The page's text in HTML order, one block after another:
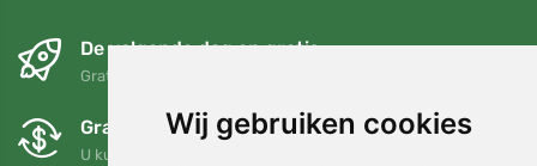
Wij gebruiken cookies
De volgende dag en gratis
Gratis verzending voor bestellingen boven 95 EUR
Gratis ruilen en retourneren
U kunt uw bestelling op elk gewenst moment binnen 90